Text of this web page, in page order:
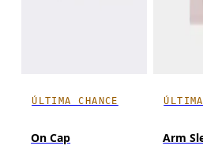
ÚLTIMA CHANCE
On Cap Arm